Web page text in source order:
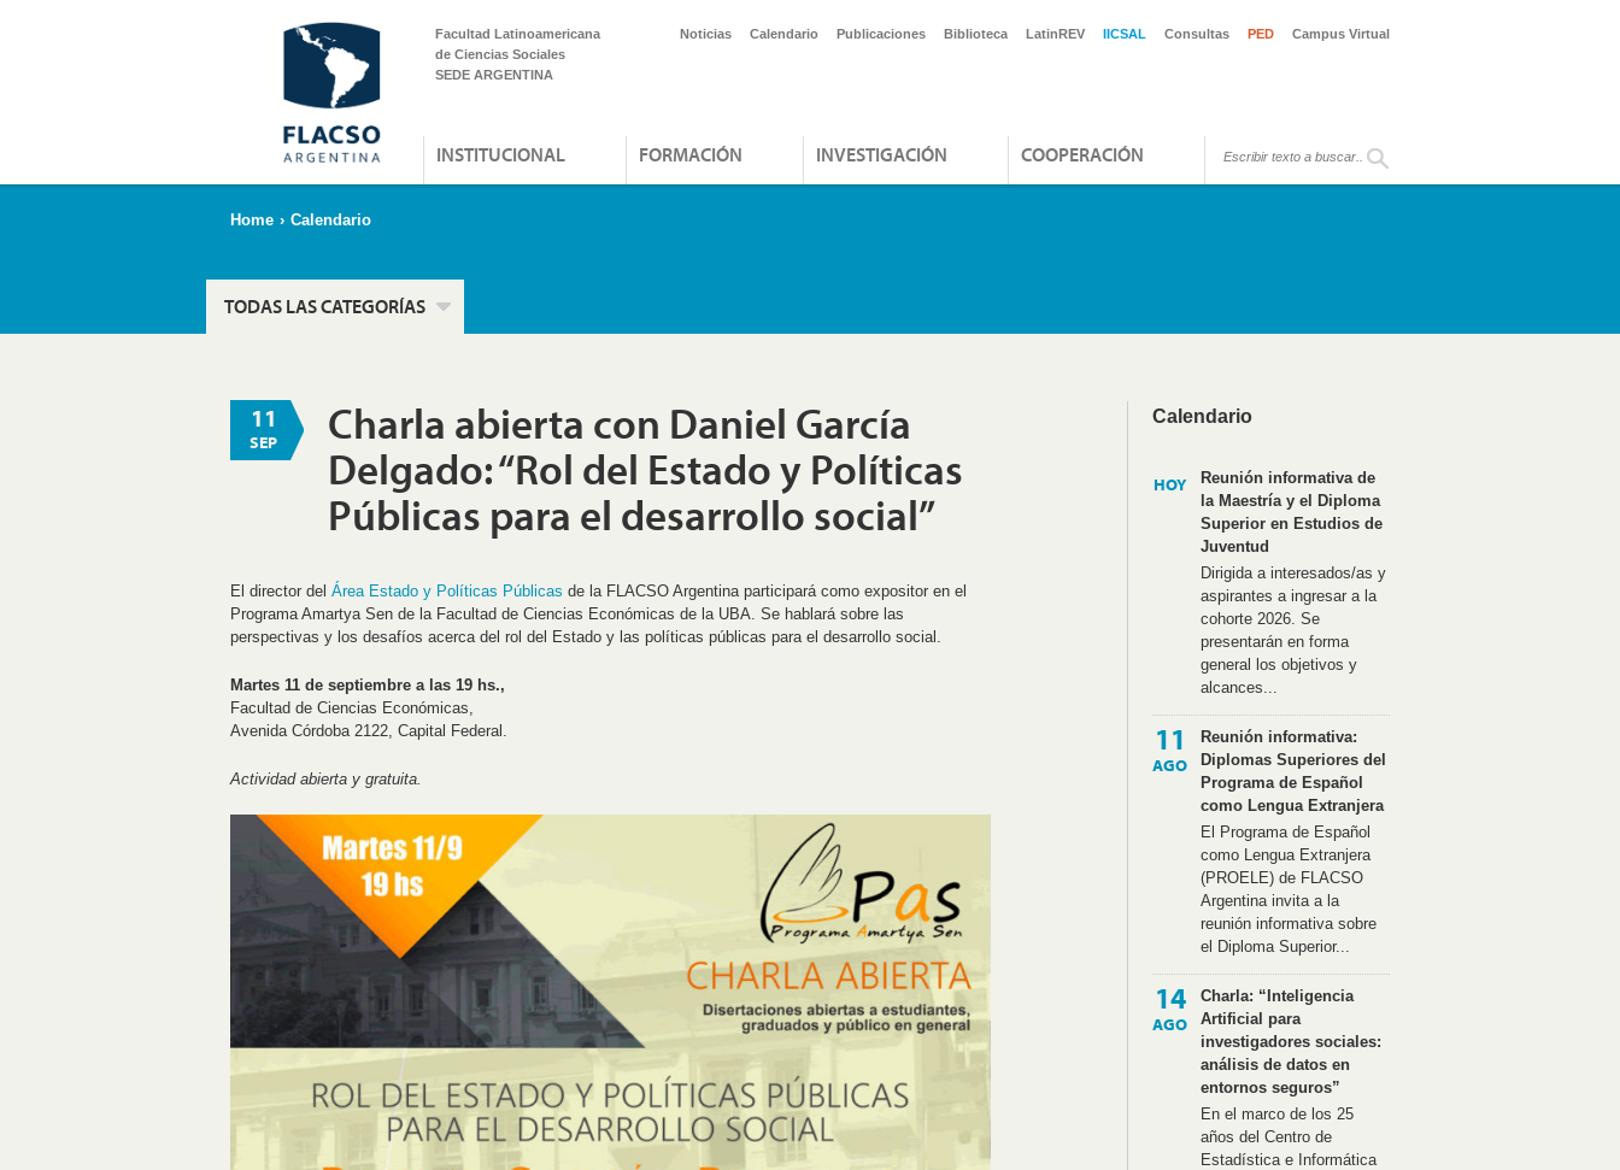
Facultad Latinoamericana
de Ciencias Sociales
SEDE ARGENTINA
Noticias Calendario Publicaciones Biblioteca LatinREV IICSAL Consultas PED Campus Virtual
INSTITUCIONAL FORMACIÓN INVESTIGACIÓN COOPERACIÓN
Home › Calendario
TODAS LAS CATEGORÍAS
11
SEP
Charla abierta con Daniel García
Delgado: “Rol del Estado y Políticas
Públicas para el desarrollo social”
El director del Área Estado y Políticas Públicas de la FLACSO Argentina participará como expositor en el
Programa Amartya Sen de la Facultad de Ciencias Económicas de la UBA. Se hablará sobre las
perspectivas y los desafíos acerca del rol del Estado y las políticas públicas para el desarrollo social.
Martes 11 de septiembre a las 19 hs.,
Facultad de Ciencias Económicas,
Avenida Córdoba 2122, Capital Federal.
Actividad abierta y gratuita.
Calendario
HOY
Reunión informativa de
la Maestría y el Diploma
Superior en Estudios de
Juventud
Dirigida a interesados/as y
aspirantes a ingresar a la
cohorte 2026. Se
presentarán en forma
general los objetivos y
alcances...
11
AGO
Reunión informativa:
Diplomas Superiores del
Programa de Español
como Lengua Extranjera
El Programa de Español
como Lengua Extranjera
(PROELE) de FLACSO
Argentina invita a la
reunión informativa sobre
el Diploma Superior...
14
AGO
Charla: “Inteligencia
Artificial para
investigadores sociales:
análisis de datos en
entornos seguros”
En el marco de los 25
años del Centro de
Estadística e Informática